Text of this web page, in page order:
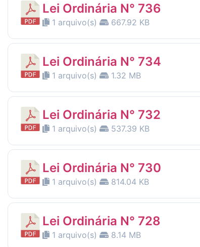
Lei Ordinária N° 736
1 arquivo(s) 667.92 KB
Lei Ordinária N° 734
1 arquivo(s) 1.32 MB
Lei Ordinária N° 732
1 arquivo(s) 537.39 KB
Lei Ordinária N° 730
1 arquivo(s) 814.04 KB
Lei Ordinária N° 728
1 arquivo(s) 8.14 MB